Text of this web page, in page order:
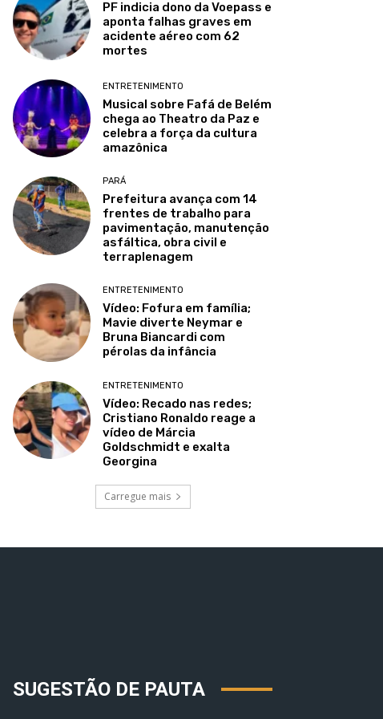
PF indicia dono da Voepass e
aponta falhas graves em
acidente aéreo com 62
mortes
ENTRETENIMENTO
Musical sobre Fafá de Belém
chega ao Theatro da Paz e
celebra a força da cultura
amazônica
PARÁ
Prefeitura avança com 14
frentes de trabalho para
pavimentação, manutenção
asfáltica, obra civil e
terraplenagem
ENTRETENIMENTO
Vídeo: Fofura em família;
Mavie diverte Neymar e
Bruna Biancardi com
pérolas da infância
ENTRETENIMENTO
Vídeo: Recado nas redes;
Cristiano Ronaldo reage a
vídeo de Márcia
Goldschmidt e exalta
Georgina
Carregue mais
SUGESTÃO DE PAUTA